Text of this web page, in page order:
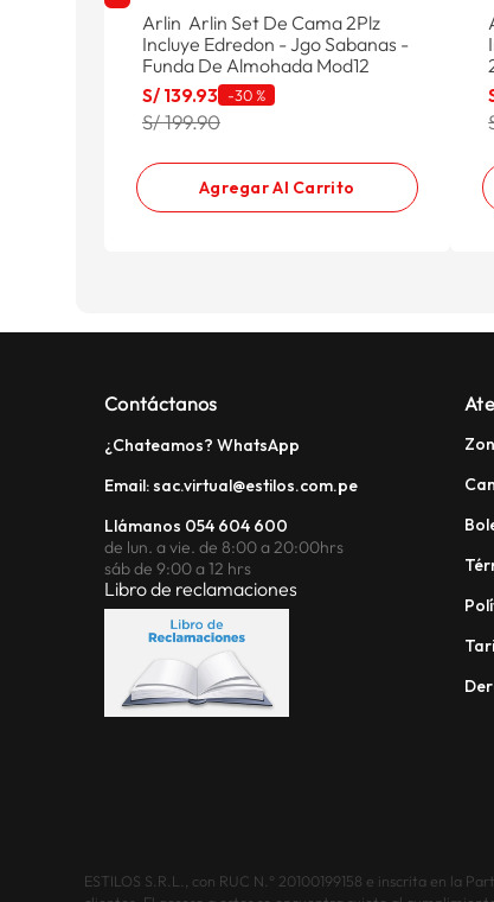
Arlin Arlin Set De Cama 2Plz
Incluye Edredon - Jgo Sabanas -
Funda De Almohada Mod12
S/ 139.93 -30 %
S/ 199.90
Agregar Al Carrito
Contáctanos
¿Chateamos? WhatsApp
Email: sac.virtual@estilos.com.pe
Llámanos 054 604 600
de lun. a vie. de 8:00 a 20:00hrs
sáb de 9:00 a 12 hrs
Libro de reclamaciones
ESTILOS S.R.L., con RUC N.° 20100199158 e inscrita en la